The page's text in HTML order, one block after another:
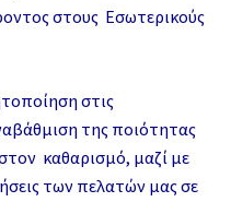
στους Εσωτερικούς
στις
της ποιότητας
καθαρισμό, μαζί με
των πελατών μας σε